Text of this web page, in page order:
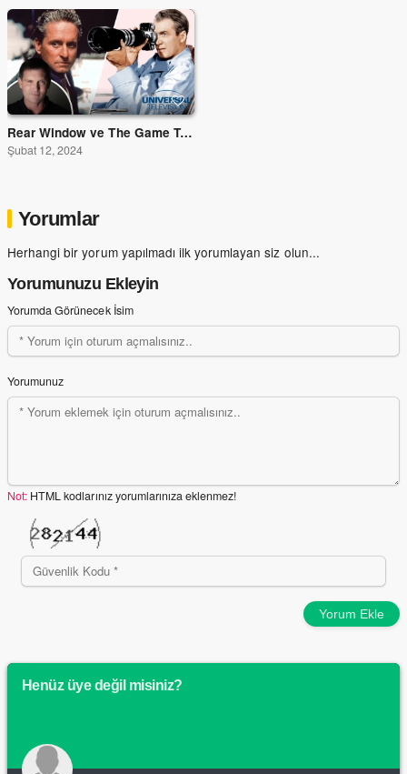
Rear Window ve The Game Televizyona Geliyor
Şubat 12, 2024
Yorumlar
Herhangi bir yorum yapılmadı ilk yorumlayan siz olun...
Yorumunuzu Ekleyin
Yorumda Görünecek İsim
Yorumunuz
Not: HTML kodlarınız yorumlarınıza eklenmez!
Yorum Ekle
Henüz üye değil misiniz?